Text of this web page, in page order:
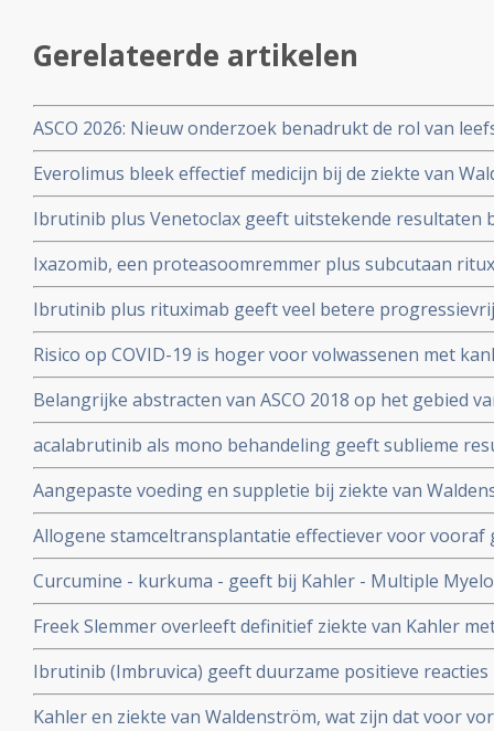
Gerelateerde artikelen
ASCO 2026: Nieuw onderzoek benadrukt de rol van
behandelstrategieën in de kankerzorg.
Everolimus bleek effectief medicijn bij de ziekte van
stadium maar Everolimus staat niet meer in de
Ibrutinib plus Venetoclax geeft uitstekende resultaten
macroglobulinemie met een MYD88-genmutatie maar
overlijdens en studie is stopgezet
Ixazomib, een proteasoomremmer plus subcutaan
uitstekende resultaten bij patiënten met recidief of
Waldenström
Ibrutinib plus rituximab geeft veel betere
verdubbeld) bij patienten met de ziekte van
plus een placebo
Risico op COVID-19 is hoger voor volwassenen met
patiënten met indolente lymfomen, waaronder ziekte
mogelijk wait-and-see beleid te volgen en geen chemo
Belangrijke abstracten van ASCO 2018 op het gebied
vormen van kanker zoals lymfklierkanker, CLL,
acalabrutinib als mono behandeling geeft sublieme
met veel complete remissies bij patienten met ziekte
macroglobulinemia bij zowel onbehandelde als bij
Aangepaste voeding en suppletie bij ziekte van
ziekte onder controle te houden
Allogene stamceltransplantatie effectiever voor vooraf
ziekte van Waldenström dan met een autologe
Curcumine - kurkuma - geeft bij Kahler - Multiple
behandeling en lijkt ook tegen ziekte van
Freek Slemmer overleeft definitief ziekte van Kahler
in 2002 en startte in 2009 een adviesburo.
Ibrutinib (Imbruvica) geeft duurzame positieve
eerder behandelde patienten met de ziekte van
Kahler en ziekte van Waldenström, wat zijn dat voor